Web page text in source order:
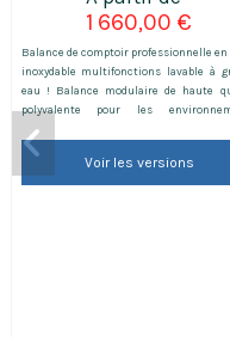
1 660,00 €
Balance de comptoir professionnelle
inoxydable multifonctions lavable à
eau ! Balance modulaire de haute
polyvalente pour les
lessivés à grande eau.
Voir les versions